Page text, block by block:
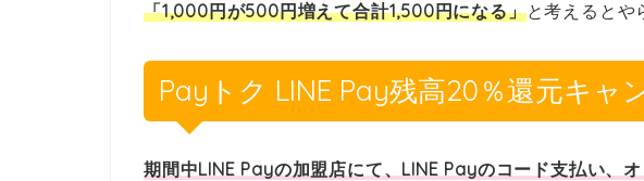
「1,000円が500円増えて合計1,500円になる」と考えるとや
Payトク LINE Pay残高20％還元キャ
期間中LINE Payの加盟店にて、LINE Payのコード支払い、